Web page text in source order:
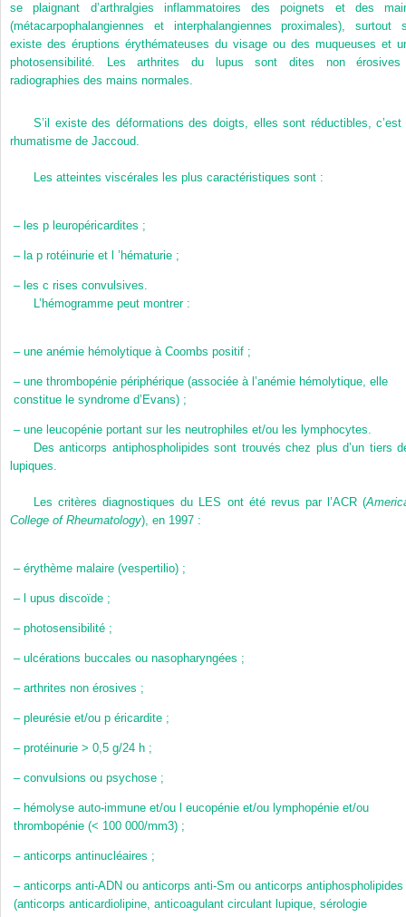
se plaignant d’arthralgies inflammatoires des poignets et des
(métacarpophalangiennes et interphalangiennes proximales), surtout
existe des éruptions érythémateuses du visage ou des muqueuses et
photosensibilité. Les arthrites du lupus sont dites non
radiographies des mains normales.
S’il existe des déformations des doigts, elles sont réductibles, c’est
rhumatisme de Jaccoud.
Les atteintes viscérales les plus caractéristiques sont :
– les p leuropéricardites ;
– la p rotéinurie et l ’hématurie ;
– les c rises convulsives.
L’hémogramme peut montrer :
– une anémie hémolytique à Coombs positif ;
– une thrombopénie périphérique (associée à l’anémie hémolytique, elle
constitue le syndrome d’Evans) ;
– une leucopénie portant sur les neutrophiles et/ou les lymphocytes.
Des anticorps antiphospholipides sont trouvés chez plus d’un tiers
lupiques.
Les critères diagnostiques du LES ont été revus par l’ACR (
College of Rheumatology), en 1997 :
– érythème malaire (vespertilio) ;
– l upus discoïde ;
– photosensibilité ;
– ulcérations buccales ou nasopharyngées ;
– arthrites non érosives ;
– pleurésie et/ou p éricardite ;
– protéinurie > 0,5 g/24 h ;
– convulsions ou psychose ;
– hémolyse auto-immune et/ou l eucopénie et/ou lymphopénie et/ou
thrombopénie (< 100 000/mm3) ;
– anticorps antinucléaires ;
– anticorps anti-ADN ou anticorps anti-Sm ou anticorps antiphospholipides
(anticorps anticardiolipine, anticoagulant circulant lupique, sérologie